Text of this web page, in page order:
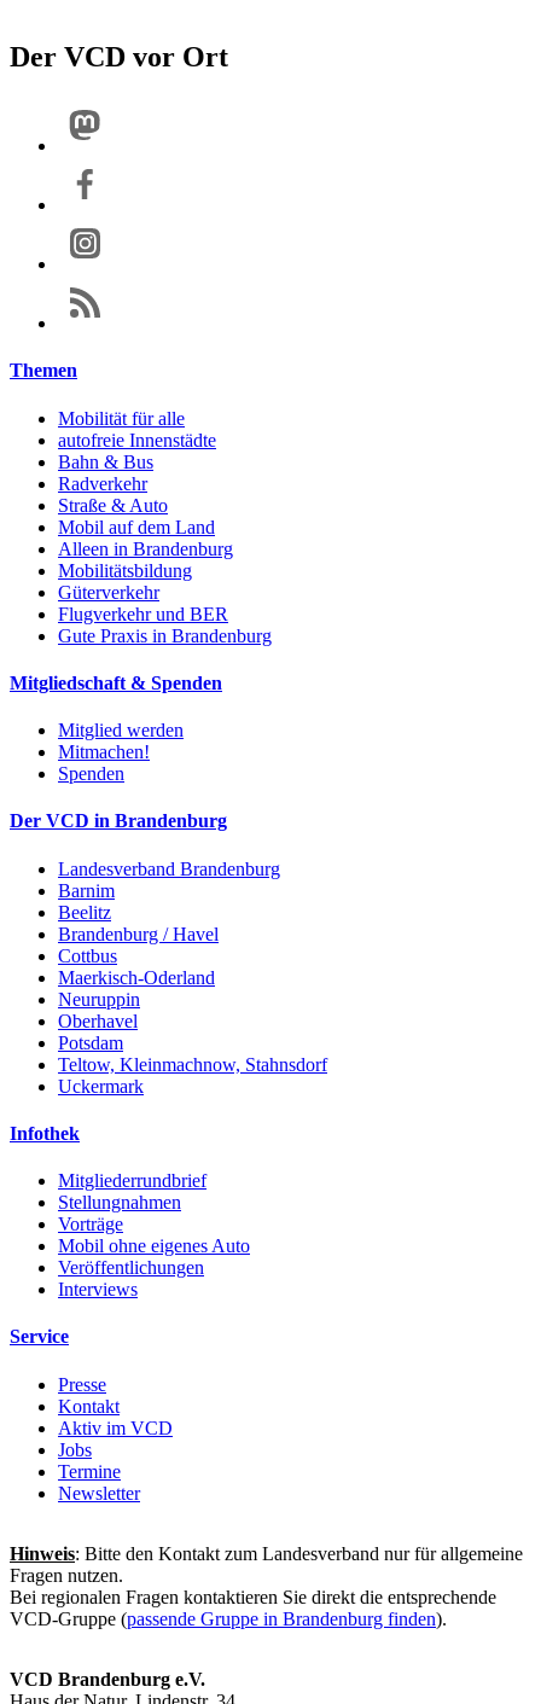
Der VCD vor Ort
Themen
Mobilität für alle
autofreie Innenstädte
Bahn & Bus
Radverkehr
Straße & Auto
Mobil auf dem Land
Alleen in Brandenburg
Mobilitätsbildung
Güterverkehr
Flugverkehr und BER
Gute Praxis in Brandenburg
Mitgliedschaft & Spenden
Mitglied werden
Mitmachen!
Spenden
Der VCD in Brandenburg
Landesverband Brandenburg
Barnim
Beelitz
Brandenburg / Havel
Cottbus
Maerkisch-Oderland
Neuruppin
Oberhavel
Potsdam
Teltow, Kleinmachnow, Stahnsdorf
Uckermark
Infothek
Mitgliederrundbrief
Stellungnahmen
Vorträge
Mobil ohne eigenes Auto
Veröffentlichungen
Interviews
Service
Presse
Kontakt
Aktiv im VCD
Jobs
Termine
Newsletter
Hinweis: Bitte den Kontakt zum Landesverband nur für allgemeine
Fragen nutzen.
Bei regionalen Fragen kontaktieren Sie direkt die entsprechende
VCD-Gruppe (passende Gruppe in Brandenburg finden).
VCD Brandenburg e.V.